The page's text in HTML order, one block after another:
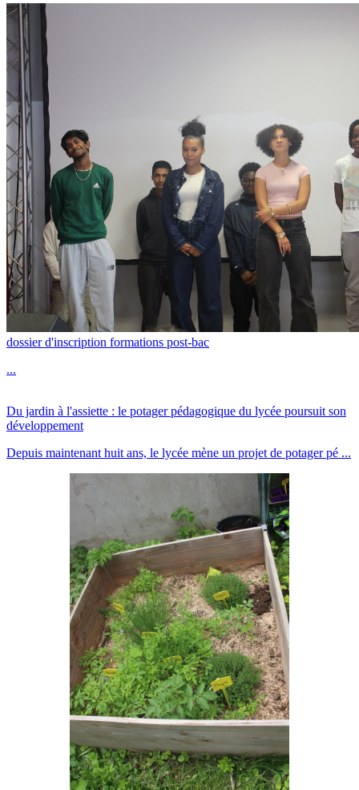
dossier d'inscription formations post-bac
...
Du jardin à l'assiette : le potager pédagogique du lycée poursuit son
développement
Depuis maintenant huit ans, le lycée mène un projet de potager pé ...